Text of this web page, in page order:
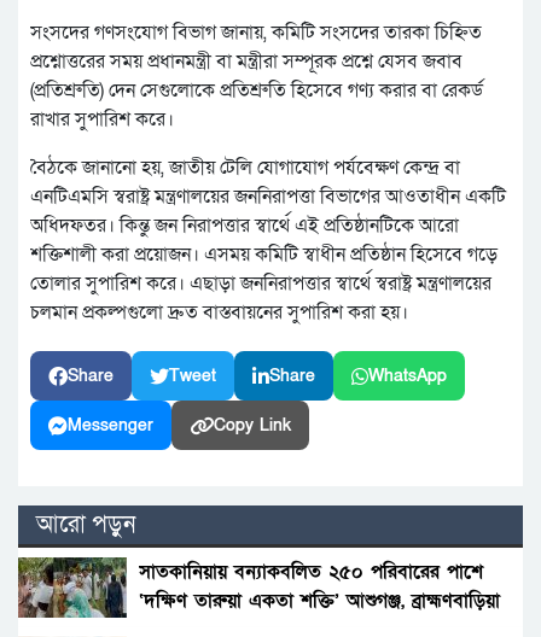
সংসদের গণসংযোগ বিভাগ জানায়, কমিটি সংসদের তারকা চিহ্নিত
প্রশ্নোত্তরের সময় প্রধানমন্ত্রী বা মন্ত্রীরা সম্পূরক প্রশ্নে যেসব জবাব
(প্রতিশ্রুতি) দেন সেগুলোকে প্রতিশ্রুতি হিসেবে গণ্য করার বা রেকর্ড
রাখার সুপারিশ করে।
বৈঠকে জানানো হয়, জাতীয় টেলি যোগাযোগ পর্যবেক্ষণ কেন্দ্র বা
এনটিএমসি স্বরাষ্ট্র মন্ত্রণালয়ের জননিরাপত্তা বিভাগের আওতাধীন একটি
অধিদফতর। কিন্তু জন নিরাপত্তার স্বার্থে এই প্রতিষ্ঠানটিকে আরো
শক্তিশালী করা প্রয়োজন। এসময় কমিটি স্বাধীন প্রতিষ্ঠান হিসেবে গড়ে
তোলার সুপারিশ করে। এছাড়া জননিরাপত্তার স্বার্থে স্বরাষ্ট্র মন্ত্রণালয়ের
চলমান প্রকল্পগুলো দ্রুত বাস্তবায়নের সুপারিশ করা হয়।
Share Tweet Share WhatsApp
Messenger Copy Link
আরো পড়ুন
সাতকানিয়ায় বন্যাকবলিত ২৫০ পরিবারের পাশে
‘দক্ষিণ তারুয়া একতা শক্তি’ আশুগঞ্জ, ব্রাহ্মণবাড়িয়া